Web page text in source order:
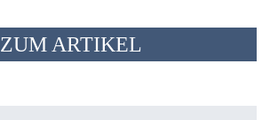
ZUM ARTIKEL